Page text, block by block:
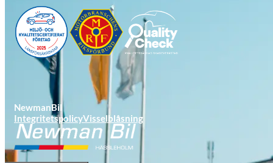
Opel
NewmanBil
IntegritetspolicyVisselblåsning